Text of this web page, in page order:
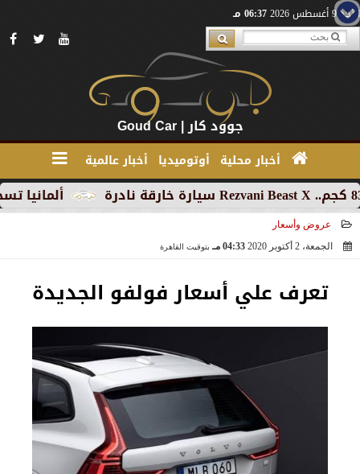
الأحد 9 أغسطس 2026 06:37 مـ
جوود كار | Goud Car
أخبار محلية أوتوميديا أخبار عالمية
ألمانيا تسجل
عروض وأسعار
الجمعة، 2 أكتوبر 2020
04:33 مـ بتوقيت القاهرة
تعرف علي أسعار فولفو الجديدة